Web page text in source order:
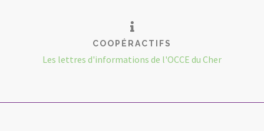
COOPÉRACTIFS
Les lettres d'informations de l'OCCE du Cher